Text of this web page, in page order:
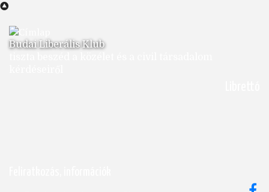
Ugrás
tartalomra
Budai Liberális Klub